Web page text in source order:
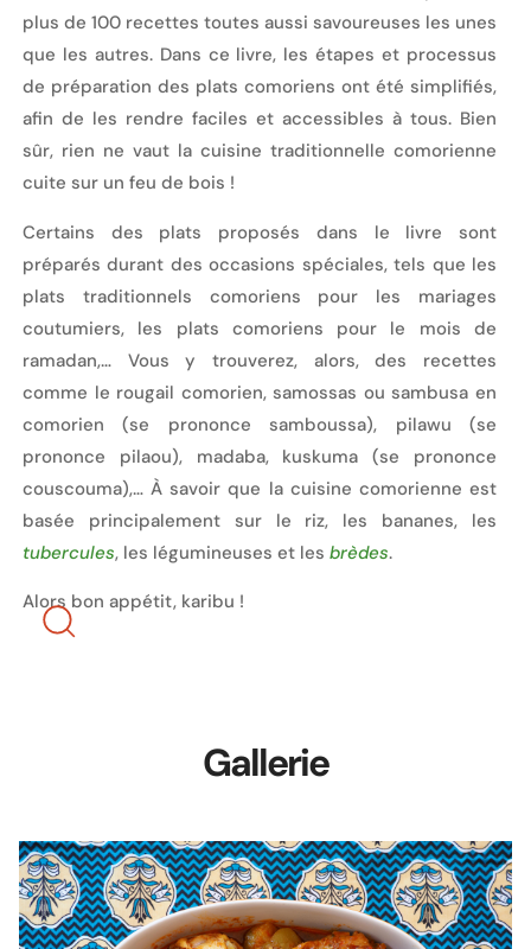
plus de 100 recettes toutes aussi savoureuses les unes
que les autres. Dans ce livre, les étapes et processus
de préparation des plats comoriens ont été simplifiés,
afin de les rendre faciles et accessibles à tous. Bien
sûr, rien ne vaut la cuisine traditionnelle comorienne
cuite sur un feu de bois !
Certains des plats proposés dans le livre sont
préparés durant des occasions spéciales, tels que les
plats traditionnels comoriens pour les mariages
coutumiers, les plats comoriens pour le mois de
ramadan,… Vous y trouverez, alors, des recettes
comme le rougail comorien, samossas ou sambusa en
comorien (se prononce samboussa), pilawu (se
prononce pilaou), madaba, kuskuma (se prononce
couscouma),… À savoir que la cuisine comorienne est
basée principalement sur le riz, les bananes, les
tubercules, les légumineuses et les brèdes.
Alors bon appétit, karibu !
Gallerie